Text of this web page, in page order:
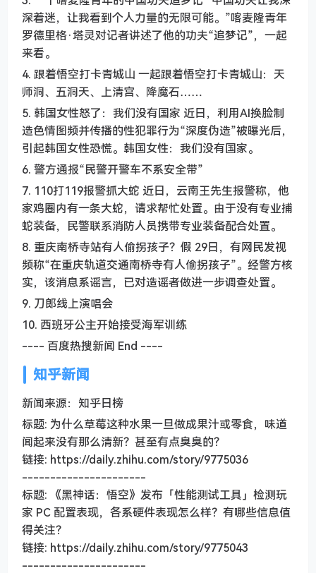
深着迷，让我看到个人力量的无限可能。”喀麦隆青年
罗德里格·塔灵对记者讲述了他的功夫“追梦记”，一起
来看。
4. 跟着悟空打卡青城山 一起跟着悟空打卡青城山：天
师洞、五洞天、上清宫、降魔石……
5. 韩国女性怒了：我们没有国家 近日，利用AI换脸制
造色情图频并传播的性犯罪行为“深度伪造”被曝光后，
引起韩国女性恐慌。韩国女性：我们没有国家。
6. 警方通报“民警开警车不系安全带”
7. 110打119报警抓大蛇 近日，云南王先生报警称，他
家鸡圈内有一条大蛇，请求帮忙处置。由于没有专业捕
蛇装备，民警联系消防人员携带专业装备配合处置。
8. 重庆南桥寺站有人偷拐孩子？假 29日，有网民发视
频称“在重庆轨道交通南桥寺有人偷拐孩子”。经警方核
实，该消息系谣言，已对造谣者做进一步调查处置。
9. 刀郎线上演唱会
10. 西班牙公主开始接受海军训练
---- 百度热搜新闻 End ----
知乎新闻
新闻来源：知乎日榜
标题: 为什么草莓这种水果一旦做成果汁或零食，味道
闻起来没有那么清新？甚至有点臭臭的？
链接: https://daily.zhihu.com/story/9775036
----------------------
标题: 《黑神话：悟空》发布「性能测试工具」检测玩
家 PC 配置表现，各系硬件表现怎么样？有哪些信息值
得关注？
链接: https://daily.zhihu.com/story/9775043
----------------------